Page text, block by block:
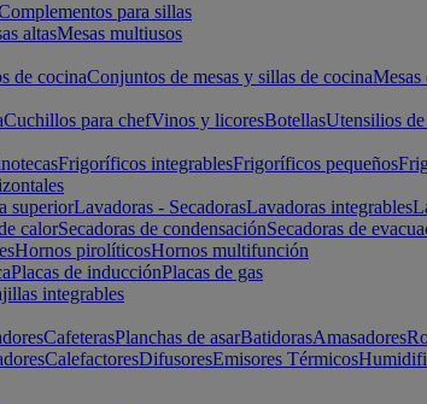
para sillas
altasMesas multiusos
de cocinaConjuntos de mesas y sillas de cocinaMesas
Cuchillos para chefVinos y licoresBotellasUtensilios
Frigoríficos integrablesFrigoríficos pequeños
superiorLavadoras - SecadorasLavadoras integrables
calorSecadoras de condensaciónSecadoras de
Hornos pirolíticosHornos multifunción
Placas de inducciónPlacas de gas
integrables
CafeterasPlanchas de asarBatidorasAmasadores
CalefactoresDifusoresEmisores Térmicos